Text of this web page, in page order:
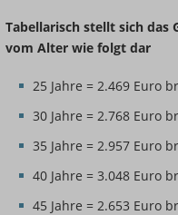
Tabellarisch stellt sich das
vom Alter wie folgt dar
25 Jahre = 2.469 Euro
30 Jahre = 2.768 Euro
35 Jahre = 2.957 Euro
40 Jahre = 3.048 Euro
45 Jahre = 2.653 Euro